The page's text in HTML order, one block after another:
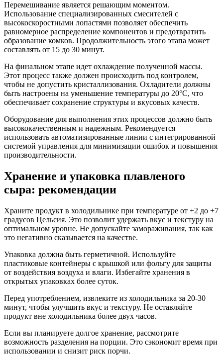
Перемешивание является решающим моментом.
Использование специализированных смесителей с
высокоскоростными лопастями позволяет обеспечить
равномерное распределение компонентов и предотвратить
образование комков. Продолжительность этого этапа может
составлять от 15 до 30 минут.
На финальном этапе идет охлаждение полученной массы.
Этот процесс также должен происходить под контролем,
чтобы не допустить кристаллизования. Охладители должны
быть настроены на уменьшение температуры до 20°C, что
обеспечивает сохранение структуры и вкусовых качеств.
Оборудование для выполнения этих процессов должно быть
высококачественным и надежным. Рекомендуется
использовать автоматизированные линии с интегрированной
системой управления для минимизации ошибок и повышения
производительности.
Хранение и упаковка плавленого
сыра: рекомендации
Храните продукт в холодильнике при температуре от +2 до +7
градусов Цельсия. Это позволит удержать вкус и текстуру на
оптимальном уровне. Не допускайте замораживания, так как
это негативно сказывается на качестве.
Упаковка должна быть герметичной. Используйте
пластиковые контейнеры с крышкой или фольгу для защиты
от воздействия воздуха и влаги. Избегайте хранения в
открытых упаковках более суток.
Перед употреблением, извлеките из холодильника за 20-30
минут, чтобы улучшить вкус и текстуру. Не оставляйте
продукт вне холодильника более двух часов.
Если вы планируете долгое хранение, рассмотрите
возможность разделения на порции. Это сэкономит время при
использовании и снизит риск порчи.